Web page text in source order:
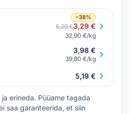
−38%
5,29 €3,29 €
32,90 €/kg
3,98 €
39,80 €/kg
5,19 €
erineda. Püüame tagada
saa garanteerida, et siin